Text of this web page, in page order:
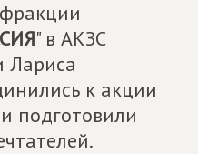
" в АКЗС
Лариса
к акции
подготовили